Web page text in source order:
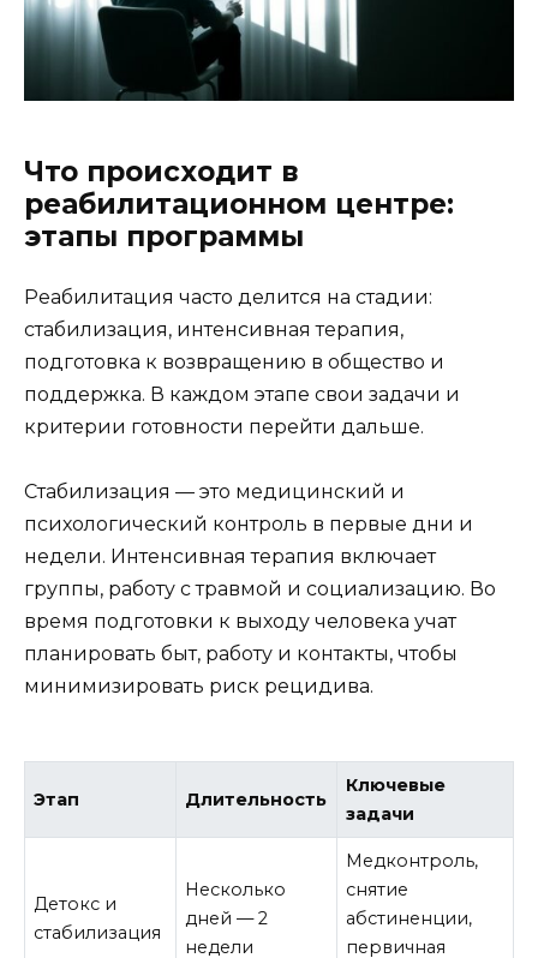
Что происходит в
реабилитационном центре:
этапы программы
Реабилитация часто делится на стадии:
стабилизация, интенсивная терапия,
подготовка к возвращению в общество и
поддержка. В каждом этапе свои задачи и
критерии готовности перейти дальше.
Стабилизация — это медицинский и
психологический контроль в первые дни и
недели. Интенсивная терапия включает
группы, работу с травмой и социализацию. Во
время подготовки к выходу человека учат
планировать быт, работу и контакты, чтобы
минимизировать риск рецидива.
Этап Длительность
Ключевые
задачи
Детокс и
стабилизация
Несколько
дней — 2
недели
Медконтроль,
снятие
абстиненции,
первичная